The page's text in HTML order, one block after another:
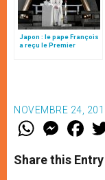
Japon : le pape François
a reçu le Premier
NOVEMBRE 24,
W
t
s
M
e
s
e
F
a
e
b
Share this Entry